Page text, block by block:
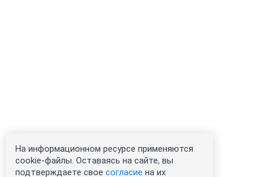
На информационном ресурсе применяются
cookie-файлы. Оставаясь на сайте, вы
подтверждаете свое согласие на их